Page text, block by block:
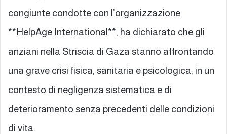
congiunte condotte con l’organizzazione
**HelpAge International**, ha dichiarato che gli
anziani nella Striscia di Gaza stanno affrontando
una grave crisi fisica, sanitaria e psicologica, in un
contesto di negligenza sistematica e di
deterioramento senza precedenti delle condizioni
di vita.